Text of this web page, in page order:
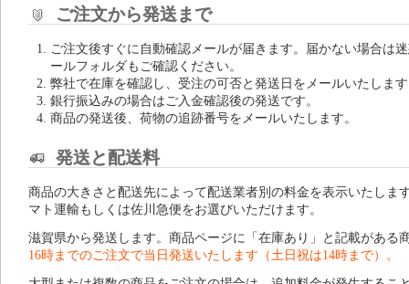
ご注文から発送まで
ご注文後すぐに自動確認メールが届きます。届かない場合は
ールフォルダもご確認ください。
弊社で在庫を確認し、受注の可否と発送日をメールいたしま
銀行振込みの場合はご入金確認後の発送です。
商品の発送後、荷物の追跡番号をメールいたします。
発送と配送料
商品の大きさと配送先によって配送業者別の料金を表示いたしま
マト運輸もしくは佐川急便をお選びいただけます。
滋賀県から発送します。商品ページに「在庫あり」と記載がある
16時までのご注文で当日発送いたします（土日祝は14時まで）。